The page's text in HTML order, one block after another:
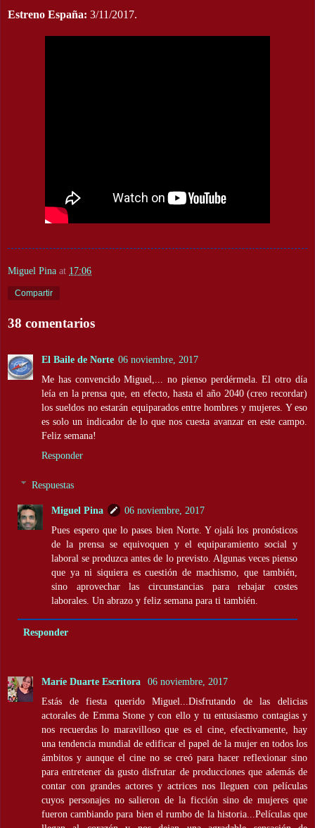
Estreno España: 3/11/2017.
Miguel Pina at 17:06
Compartir
38 comentarios
El Baile de Norte 06 noviembre, 2017
Me has convencido Miguel,... no pienso perdérmela. El otro día
leía en la prensa que, en efecto, hasta el año 2040 (creo recordar)
los sueldos no estarán equiparados entre hombres y mujeres. Y eso
es solo un indicador de lo que nos cuesta avanzar en este campo.
Feliz semana!
Responder
Respuestas
Miguel Pina
06 noviembre, 2017
Pues espero que lo pases bien Norte. Y ojalá los pronósticos
de la prensa se equivoquen y el equiparamiento social y
laboral se produzca antes de lo previsto. Algunas veces pienso
que ya ni siquiera es cuestión de machismo, que también,
sino aprovechar las circunstancias para rebajar costes
laborales. Un abrazo y feliz semana para ti también.
Responder
Maríe Duarte Escritora
06 noviembre, 2017
Estás de fiesta querido Miguel...Disfrutando de las delicias
actorales de Emma Stone y con ello y tu entusiasmo contagias y
nos recuerdas lo maravilloso que es el cine, efectivamente, hay
una tendencia mundial de edificar el papel de la mujer en todos los
ámbitos y aunque el cine no se creó para hacer reflexionar sino
para entretener da gusto disfrutar de producciones que además de
contar con grandes actores y actrices nos lleguen con películas
cuyos personajes no salieron de la ficción sino de mujeres que
fueron cambiando para bien el rumbo de la historia...Películas que